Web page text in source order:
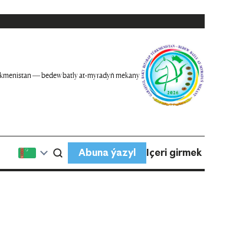
— bedew batly at-myradyň mekany
Abuna ýazyl Içeri girmek